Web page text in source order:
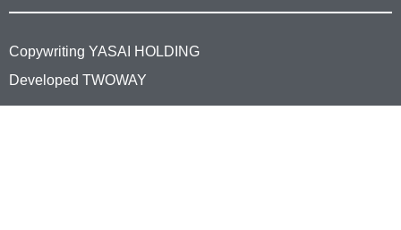
Copywriting YASAI HOLDING
Developed TWOWAY